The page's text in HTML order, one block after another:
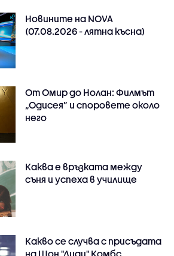
Новините на NOVA
(07.08.2026 - лятна късна)
От Омир до Нолан: Филмът
„Одисея” и споровете около
него
Каква е връзката между
съня и успеха в училище
Какво се случва с присъдата
на Шон "Диди" Комбс